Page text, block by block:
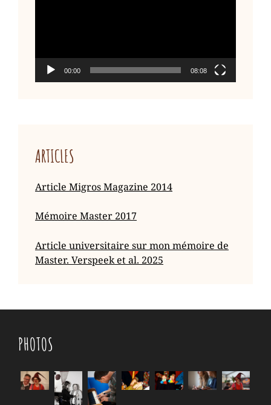
00:00 08:08
ARTICLES
Article Migros Magazine 2014
Mémoire Master 2017
Article universitaire sur mon mémoire de
Master. Verspeek et al. 2025
PHOTOS